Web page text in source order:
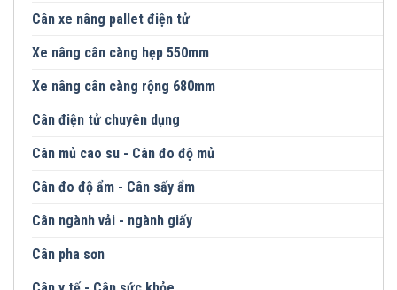
Cân xe nâng pallet điện tử
Xe nâng cân càng hẹp 550mm
Xe nâng cân càng rộng 680mm
Cân điện tử chuyên dụng
Cân mủ cao su - Cân đo độ mủ
Cân đo độ ẩm - Cân sấy ẩm
Cân ngành vải - ngành giấy
Cân pha sơn